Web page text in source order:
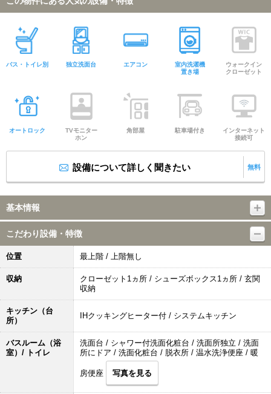
バス・トイレ別 独立洗面台 エアコン
室内洗濯機
置き場
ウォークイン
クローゼット
オートロック
TVモニター
ホン
角部屋 駐車場付き
インターネット
接続可
設備について詳しく聞きたい 無料
基本情報
こだわり設備・特徴
位置 最上階 / 上階無し
収納
クローゼット1ヵ所 / シューズボックス1ヵ所 / 玄関
収納
キッチン（台
所）
IHクッキングヒーター付 / システムキッチン
バスルーム（浴
室）/ トイレ
洗面台 / シャワー付洗面化粧台 / 洗面所独立 / 洗面
所にドア / 洗面化粧台 / 脱衣所 / 温水洗浄便座 / 暖
房便座 写真を見る